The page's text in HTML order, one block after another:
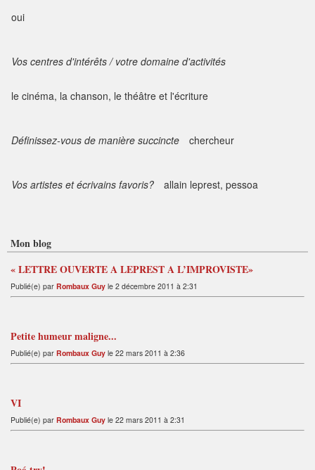
oui
Vos centres d'intérêts / votre domaine d'activités
le cinéma, la chanson, le théâtre et l'écriture
Définissez-vous de manière succincte chercheur
Vos artistes et écrivains favoris? allain leprest, pessoa
Mon blog
« LETTRE OUVERTE A LEPREST A L’IMPROVISTE»
Publié(e) par Rombaux Guy le 2 décembre 2011 à 2:31
Petite humeur maligne...
Publié(e) par Rombaux Guy le 22 mars 2011 à 2:36
VI
Publié(e) par Rombaux Guy le 22 mars 2011 à 2:31